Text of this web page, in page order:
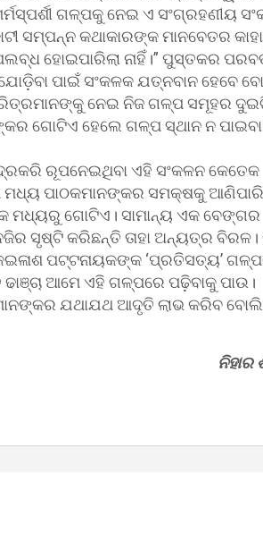
ଗଳ୍ପକୁ ନେଇ ଏ ସଂଗ୍ରହଣୀୟ
କଥାକାରଙ୍କ ମାନବେତର
ହୋଇପାରିଲା ନାହିଁ।” ପୁସ୍ତକର
ପାଇଁ ସଂକଳକ ଯତ୍ନବାନ ହେବେ
ନେଇ ନିଜ ଗଳ୍ପ ସମୂହର
ଗୋଟିଏ ହେଲେ ଗଳ୍ପ ସ୍ଥାନ ନ
ରୂପନେଇଥିବା ଏହି ସଂକଳନ କେତେକ
ପାଠକମାନଙ୍କର ସମକ୍ଷକୁ
ମଧ୍ୟରୁ ଗୋଟିଏ। ସାମାନ୍ୟ ଏକ ବେଙ୍ଗର
ସୃଷ୍ଟି କରିଛନ୍ତି ତାହା ଅନ୍ୟତ୍ର
ପଟ୍ଟନାୟକଙ୍କ ‘ପ୍ରତିସତ୍ୟ’
ଆମେ ଏହି ଗଳ୍ପରେ ପଢ଼ିବାକୁ ପାଉ।
ଯଥାଯଥ ଆଦୃତି ଲାଭ କରିବ
ନିହାର